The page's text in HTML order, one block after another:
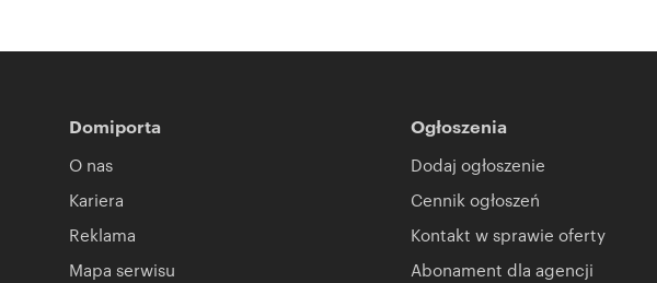
Domiporta
O nas
Kariera
Reklama
Mapa serwisu
Ogłoszenia
Dodaj ogłoszenie
Cennik ogłoszeń
Kontakt w sprawie oferty
Abonament dla agencji